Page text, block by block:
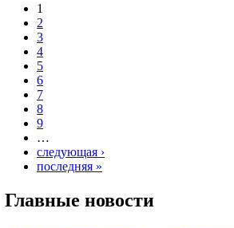
1
2
3
4
5
6
7
8
9
…
следующая ›
последняя »
Главные новости